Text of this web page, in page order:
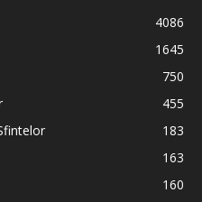
4086
1645
750
455
183
163
160